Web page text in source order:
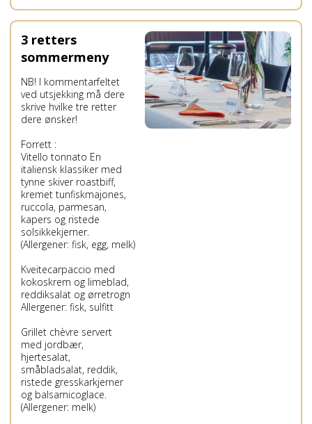
3 retters
sommermeny
NB! I kommentarfeltet
ved utsjekking må dere
skrive hvilke tre retter
dere ønsker!
Forrett :
Vitello tonnato En
italiensk klassiker med
tynne skiver roastbiff,
kremet tunfiskmajones,
ruccola, parmesan,
kapers og ristede
solsikkekjerner.
(Allergener: fisk, egg, melk)
Kveitecarpaccio med
kokoskrem og limeblad,
reddiksalat og ørretrogn
Allergener: fisk, sulfitt
Grillet chèvre servert
med jordbær,
hjertesalat,
småbladsalat, reddik,
ristede gresskarkjerner
og balsamicoglace.
(Allergener: melk)